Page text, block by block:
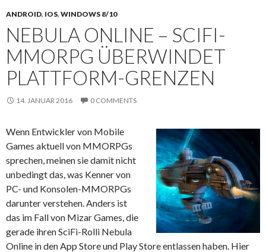
ANDROID, IOS, WINDOWS 8/10
NEBULA ONLINE – SCIFI-
MMORPG ÜBERWINDET
PLATTFORM-GRENZEN
14. JANUAR 2016 0 COMMENTS
Wenn Entwickler von Mobile
Games aktuell von MMORPGs
sprechen, meinen sie damit nicht
unbedingt das, was Kenner von
PC- und Konsolen-MMORPGs
darunter verstehen. Anders ist
das im Fall von Mizar Games, die
gerade ihren SciFi-Rolli Nebula
Online in den App Store und Play Store entlassen haben. Hier